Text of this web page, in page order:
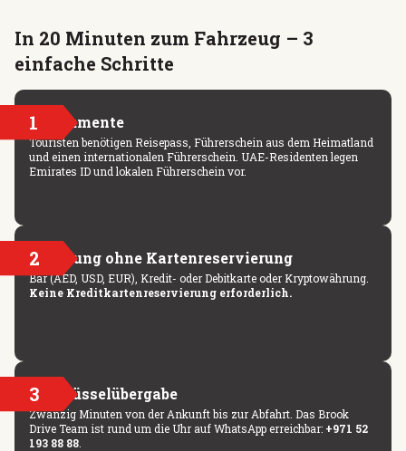
In 20 Minuten zum Fahrzeug – 3
einfache Schritte
1 Dokumente
Touristen benötigen Reisepass, Führerschein aus dem Heimatland
und einen internationalen Führerschein. UAE-Residenten legen
Emirates ID und lokalen Führerschein vor.
2 Zahlung ohne Kartenreservierung
Bar (AED, USD, EUR), Kredit- oder Debitkarte oder Kryptowährung.
Keine Kreditkartenreservierung erforderlich.
3 Schlüsselübergabe
Zwanzig Minuten von der Ankunft bis zur Abfahrt. Das Brook
Drive Team ist rund um die Uhr auf WhatsApp erreichbar: +971 52
193 88 88